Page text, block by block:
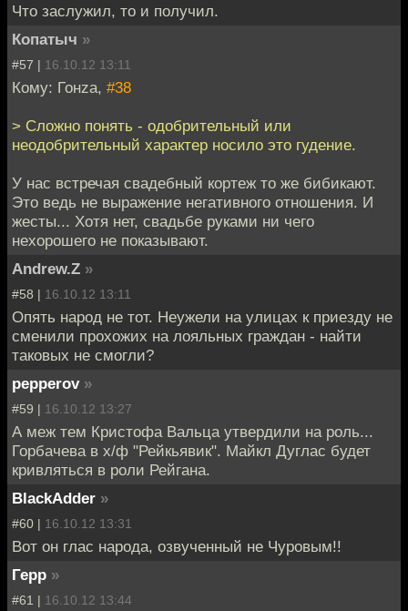
Что заслужил, то и получил.
Копатыч »
#57 | 16.10.12 13:11
Кому: Гонzа, #38
> Сложно понять - одобрительный или
неодобрительный характер носило это гудение.
У нас встречая свадебный кортеж то же бибикают.
Это ведь не выражение негативного отношения. И
жесты... Хотя нет, свадьбе руками ни чего
нехорошего не показывают.
Andrew.Z »
#58 | 16.10.12 13:11
Опять народ не тот. Неужели на улицах к приезду не
сменили прохожих на лояльных граждан - найти
таковых не смогли?
pepperov »
#59 | 16.10.12 13:27
А меж тем Кристофа Вальца утвердили на роль...
Горбачева в х/ф "Рейкьявик". Майкл Дуглас будет
кривляться в роли Рейгана.
BlackAdder »
#60 | 16.10.12 13:31
Вот он глас народа, озвученный не Чуровым!!
Герр »
#61 | 16.10.12 13:44